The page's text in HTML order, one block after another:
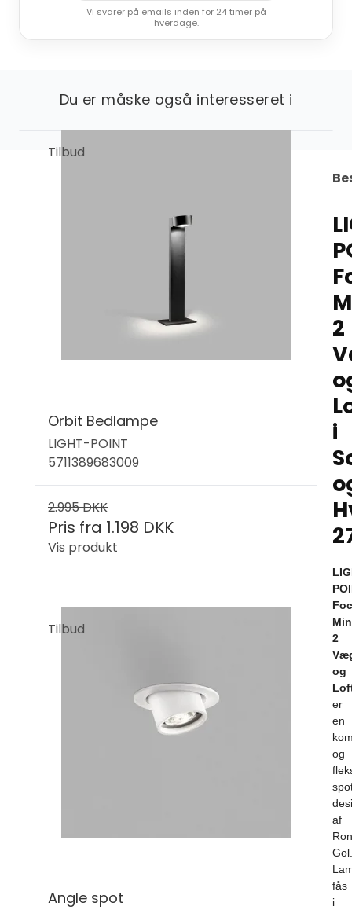
Vi svarer på emails inden for 24 timer på
hverdage.
Du er måske også interesseret i
Tilbud
Orbit Bedlampe
LIGHT-POINT
5711389683009
2.995 DKK
Pris fra 1.198 DKK
Vis produkt
Tilbud
Angle spot
2
i
2
og
er
en
og
af
Gol.
fås
i